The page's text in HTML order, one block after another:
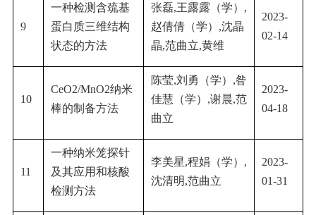
9
一种检测含巯基
蛋白质三维结构
状态的方法
张磊,王露露（学） ,
赵倩倩（学） ,沈晶
晶,范曲立,黄维
2023-
02-14
10
CeO2/MnO2纳米
棒的制备方法
陈莹,刘勇（学） ,昝
佳慧（学） ,谢晨,范
曲立
2023-
04-18
11
一种纳米笼探针
及其应用和核酸
检测方法
李美星,程娟（学） ,
沈清明,范曲立
2023-
01-31